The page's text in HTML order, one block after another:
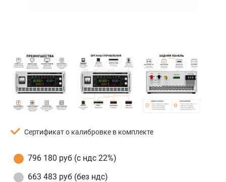
Сертификат о калибровке в комплекте
796 180 руб (с ндс 22%)
663 483 руб (без ндс)